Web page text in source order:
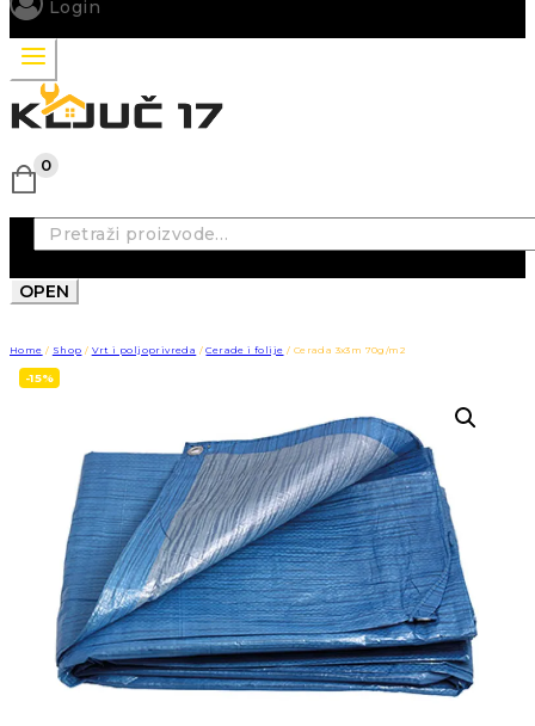
Login
0
Pretraži:
OPEN
Home / Shop / Vrt i poljoprivreda / Cerade i folije / Cerada 3x3m 70g/m2
-15%